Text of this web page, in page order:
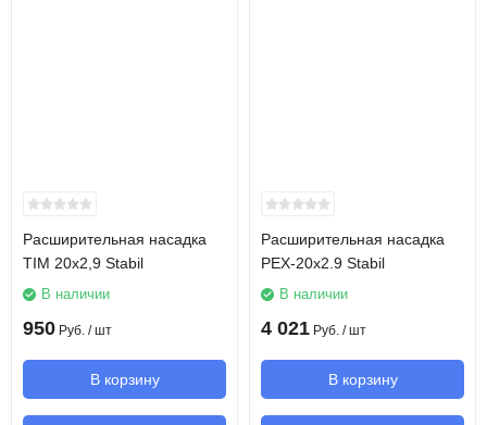
Расширительная насадка
TIM 20х2,9 Stabil
В наличии
950 Руб. / шт
В корзину
Расширительная насадка
PEX-20х2.9 Stabil
В наличии
4 021 Руб. / шт
В корзину